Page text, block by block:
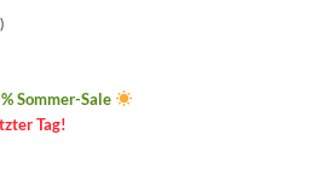
)
Sommer-Sale
Tag!